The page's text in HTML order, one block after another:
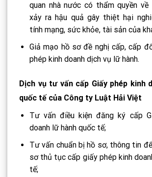
quan nhà nước có thẩm quyền
xảy ra hậu quả gây thiệt hại
tính mạng, sức khỏe, tài sản của
Giả mạo hồ sơ đề nghị cấp, cấp
phép kinh doanh dịch vụ lữ hành.
Dịch vụ tư vấn cấp Giấy phép kinh
quốc tế của Công ty Luật Hải Việt
Tư vấn điều kiện đăng ký cấp
doanh lữ hành quốc tế;
Tư vấn chuẩn bị hồ sơ, thông tin
sơ thủ tục cấp giấy phép kinh
tế;